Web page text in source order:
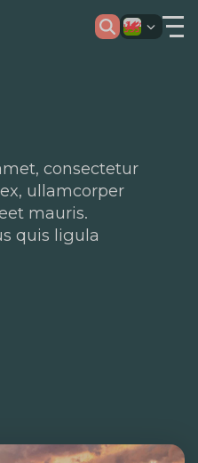
consectetur
ullamcorper
mauris.
quis ligula